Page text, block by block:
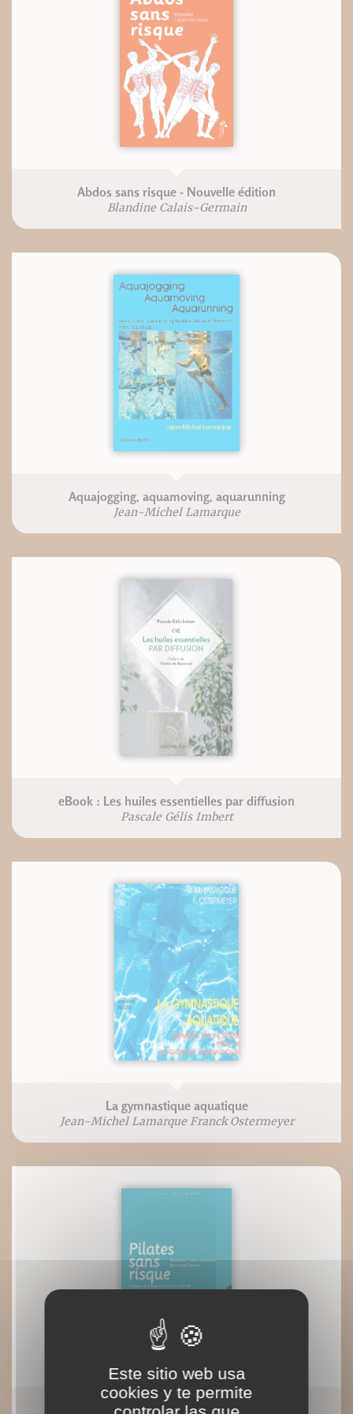
Abdos sans risque - Nouvelle édition
Blandine Calais-Germain
Aquajogging, aquamoving, aquarunning
Jean-Michel Lamarque
eBook : Les huiles essentielles par diffusion
Pascale Gélis Imbert
La gymnastique aquatique
Jean-Michel Lamarque Franck Ostermeyer
Pilates sans risque
Este sitio web usa
cookies y te permite